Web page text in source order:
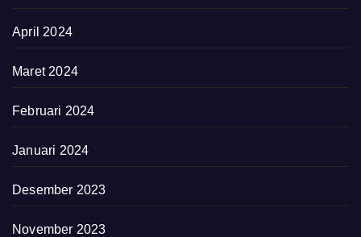
April 2024
Maret 2024
Februari 2024
Januari 2024
Desember 2023
November 2023